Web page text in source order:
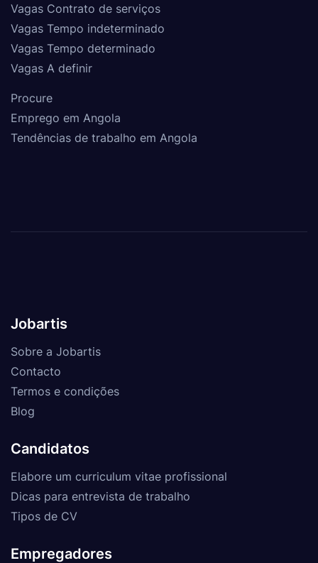
Vagas Contrato de serviços
Vagas Tempo indeterminado
Vagas Tempo determinado
Vagas A definir
Procure
Emprego em Angola
Tendências de trabalho em Angola
Jobartis
Sobre a Jobartis
Contacto
Termos e condições
Blog
Candidatos
Elabore um curriculum vitae profissional
Dicas para entrevista de trabalho
Tipos de CV
Empregadores